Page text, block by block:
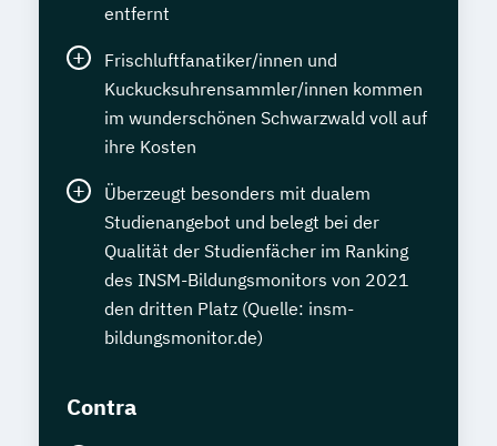
entfernt
Frischluftfanatiker/innen und
Kuckucksuhrensammler/innen kommen
im wunderschönen Schwarzwald voll auf
ihre Kosten
Überzeugt besonders mit dualem
Studienangebot und belegt bei der
Qualität der Studienfächer im Ranking
des INSM-Bildungsmonitors von 2021
den dritten Platz (Quelle: insm-
bildungsmonitor.de)
Contra